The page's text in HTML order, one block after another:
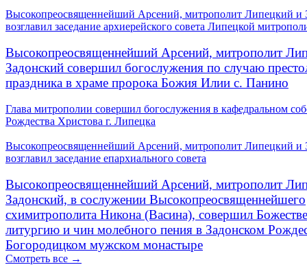
Высокопреосвященнейший Арсений, митрополит Липецкий и
возглавил заседание архиерейского совета Липецкой
Высокопреосвященнейший Арсений, митрополит
Задонский совершил богослужения по случаю
праздника в храме пророка Божия Илии с. Панино
Глава митрополии совершил богослужения в кафедральном
Рождества Христова г. Липецка
Высокопреосвященнейший Арсений, митрополит Липецкий и
возглавил заседание епархиального совета
Высокопреосвященнейший Арсений, митрополит
Задонский, в сослужении Высокопреосвященнейшего
схимитрополита Никона (Васина), совершил
литургию и чин молебного пения в Задонском
Богородицком мужском монастыре
Смотреть все →